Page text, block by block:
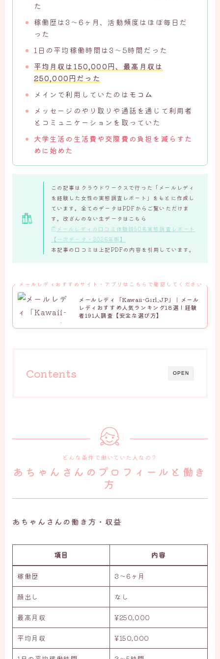
た
稼働歴は3〜6ヶ月、活動頻度はほぼ毎日だ
った
1日の平均稼働時間は3〜5時間だった
平均月収は150,000円、最高月収は
250,000円だった
メインで利用していたのは モコム
メッセージのやり取りや通話を通じて利用者
とコミュニケーションを取っていた
大学生活の生活費や交際費の負担を減らすた
めに始めた
この記事はクラウドワークスで行った「メールレディ
を経験した女性の実態調査レポート」をもとに作成し
ています。全てのデータはPDFからご覧いただけま
す。改ざんのない生データはこちら
メールレディの口コミ体験談50名実態調査レポート
【一次データ・2026年版】
本記事の口コミは上記PDFの内容を引用しています。
メールレディおすすめサイト・アプリはこちらで確認してください
メールレディ「Kawaii-Girl.JP」｜メール
レディおすすめ人気ランキング18選！経験
者191人調査【安全な選び方】
OPEN
Contents
どんな条件で働いていた人なの？
あちゃんさんのプロフィールと働き
方
あちゃんさんの働き方・収益
項目 内容
稼働歴 3〜6ヶ月
顔出し なし
最高月収 ¥250,000
平均月収 ¥150,000